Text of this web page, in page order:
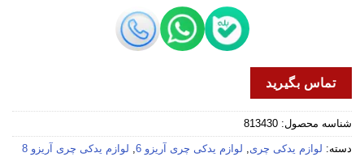
تماس بگیرید
شناسه محصول: 813430
دسته: لوازم یدکی چری, لوازم یدکی چری آریزو 6 , لوازم یدکی چری آریزو 8